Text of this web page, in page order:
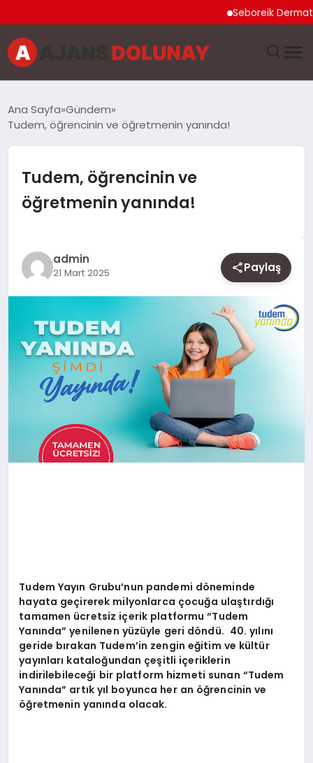
Seboreik Dermatit
EĞITIM
EKONOMI
GENEL
MAGAZIN
SIYASET
SPOR
Ana Sayfa Gündem
Tudem, öğrencinin ve öğretmenin yanında!
Tudem, öğrencinin ve
öğretmenin yanında!
admin
21 Mart 2025 Paylaş
Tudem Yayın Grubu’nun pandemi döneminde
hayata geçirerek milyonlarca çocuğa ulaştırdığı
tamamen ücretsiz içerik platformu“Tudem
Yanında” yenilenen yüzüyle geri döndü. 40. yılını
geride bırakan Tudem’in zengin eğitim ve kültür
yayınları kataloğundan çeşitli içeriklerin
indirilebileceği bir platform hizmeti sunan “Tudem
Yanında” artık yıl boyunca her an öğrencinin ve
öğretmenin yanında olacak.